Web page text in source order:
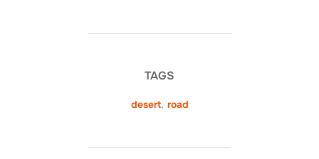
TAGS
desert, road